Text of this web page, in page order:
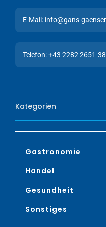
E-Mail: info@gans-
Telefon: +43 2282 2651-38
Kategorien
Gastronomie
Handel
Gesundheit
Sonstiges